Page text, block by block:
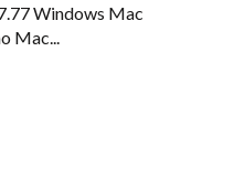
Windows Mac
Mac...